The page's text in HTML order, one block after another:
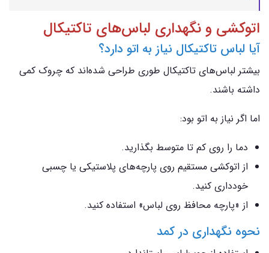
اتوکشی و نگهداری لباس‌های تاکتیکال
آیا لباس تاکتیکال نیاز به اتو دارد؟
بیشتر لباس‌های تاکتیکال طوری طراحی شده‌اند که چروک کمی
داشته باشند.
اما اگر نیاز به اتو بود:
دما را روی کم تا متوسط بگذارید.
از اتوکشی مستقیم روی پارچه‌های پلاستیکی یا چسبی
خودداری کنید.
از «پارچه محافظ روی لباس» استفاده کنید.
نحوه نگهداری در کمد